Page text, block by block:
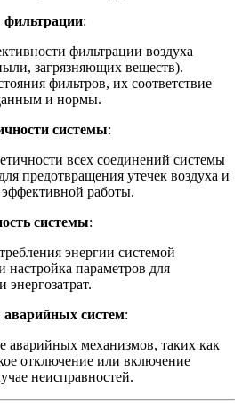
:
фильтрации воздуха
загрязняющих веществ).
фильтров, их соответствие
и нормы.
системы:
всех соединений системы
предотвращения утечек воздуха и
эффективной работы.
системы:
энергии системой
настройка параметров для
систем:
аварийных механизмов, таких как
отключение или включение
неисправностей.